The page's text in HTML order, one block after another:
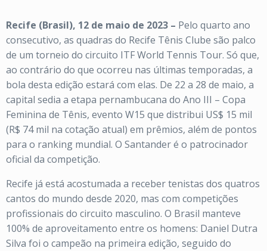
Recife (Brasil), 12 de maio de 2023 – Pelo quarto ano
consecutivo, as quadras do Recife Tênis Clube são palco
de um torneio do circuito ITF World Tennis Tour. Só que,
ao contrário do que ocorreu nas últimas temporadas, a
bola desta edição estará com elas. De 22 a 28 de maio, a
capital sedia a etapa pernambucana do Ano III – Copa
Feminina de Tênis, evento W15 que distribui US$ 15 mil
(R$ 74 mil na cotação atual) em prêmios, além de pontos
para o ranking mundial. O Santander é o patrocinador
oficial da competição.
Recife já está acostumada a receber tenistas dos quatros
cantos do mundo desde 2020, mas com competições
profissionais do circuito masculino. O Brasil manteve
100% de aproveitamento entre os homens: Daniel Dutra
Silva foi o campeão na primeira edição, seguido do